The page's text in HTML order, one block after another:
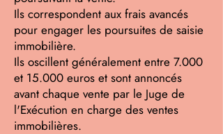
Ils correspondent aux frais avancés
pour engager les poursuites de saisie
immobilière.
Ils oscillent généralement entre 7.000
et 15.000 euros et sont annoncés
avant chaque vente par le Juge de
l'Exécution en charge des ventes
immobilières.